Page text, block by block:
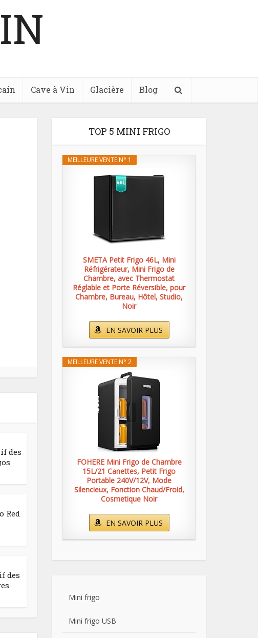
Cave à Vin Glacière Blog
des
Red
des
TOP 5 MINI FRIGO
MEILLEURE VENTE N° 1
SMETA Petit Frigo 46L, Mini
Réfrigérateur, Mini Frigo de
Chambre, avec Thermostat
Réglable et Porte Réversible, pour
Chambre, Bureau, Hôtel, Studio,
Noir
EN SAVOIR PLUS
MEILLEURE VENTE N° 2
FOHERE Mini Frigo de Chambre
15L/21 Canettes, Petit Frigo
Portable 240V/12V, Mode
Silencieux, Fonction Chaud/Froid,
Cosmetique Noir
EN SAVOIR PLUS
Mini frigo
Mini frigo USB